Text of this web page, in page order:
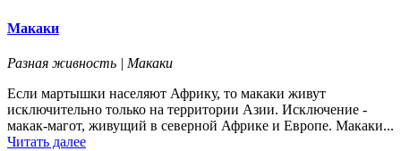
Макаки
Разная живность | Макаки
Если мартышки населяют Африку, то макаки живут
исключительно только на территории Азии. Исключение -
макак-магот, живущий в северной Африке и Европе. Макаки...
Читать далее